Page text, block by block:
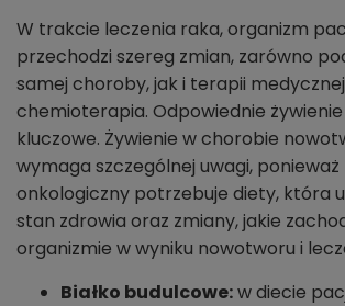
W trakcie leczenia raka, organizm
przechodzi szereg zmian, zarówno
samej choroby, jak i terapii
chemioterapia. Odpowiednie
kluczowe. Żywienie w chorobie
wymaga szczególnej uwagi,
onkologiczny potrzebuje diety, która
stan zdrowia oraz zmiany, jakie
organizmie w wyniku nowotworu i
Białko budulcowe:w diecie